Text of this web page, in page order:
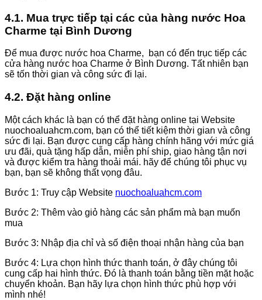
4.1. Mua trực tiếp tại các của hàng nước Hoa
Charme tại Bình Dương
Để mua được nước hoa Charme, bạn có đến trục tiếp các
cửa hàng nước hoa Charme ở Bình Dương. Tất nhiên bạn
sẽ tốn thời gian và công sức đi lại.
4.2. Đặt hàng online
Một cách khác là bạn có thể đặt hàng online tại Website
nuochoaluahcm.com, bạn có thể tiết kiệm thời gian và công
sức đi lại. Bạn được cung cấp hàng chính hãng với mức giá
ưu đãi, quà tặng hấp dẫn, miễn phí ship, giao hàng tận nơi
và được kiểm tra hàng thoải mái. hãy để chúng tôi phục vụ
bạn, bạn sẽ không thất vọng đâu.
Bước 1: Truy cập Website nuochoaluahcm.com
Bước 2: Thêm vào giỏ hàng các sản phẩm mà bạn muốn
mua
Bước 3: Nhập địa chỉ và số điện thoại nhận hàng của bạn
Bước 4: Lựa chọn hình thức thanh toán, ở đây chúng tôi
cung cấp hai hình thức. Đó là thanh toán bằng tiền mặt hoặc
chuyển khoản. Bạn hãy lựa chọn hình thức phù hợp với
mình nhé!